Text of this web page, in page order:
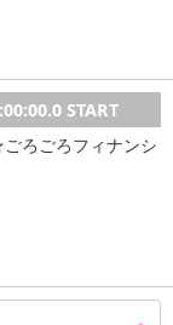
START
ろごろフィナンシ